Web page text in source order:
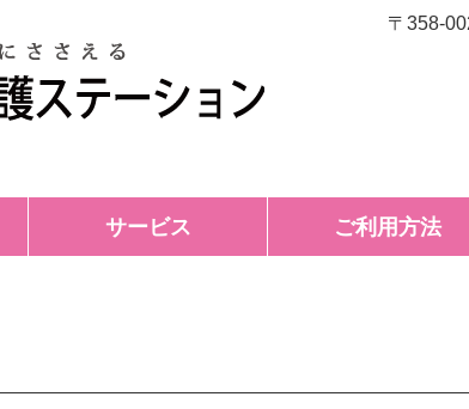
〒358-
サービス ご利用方法